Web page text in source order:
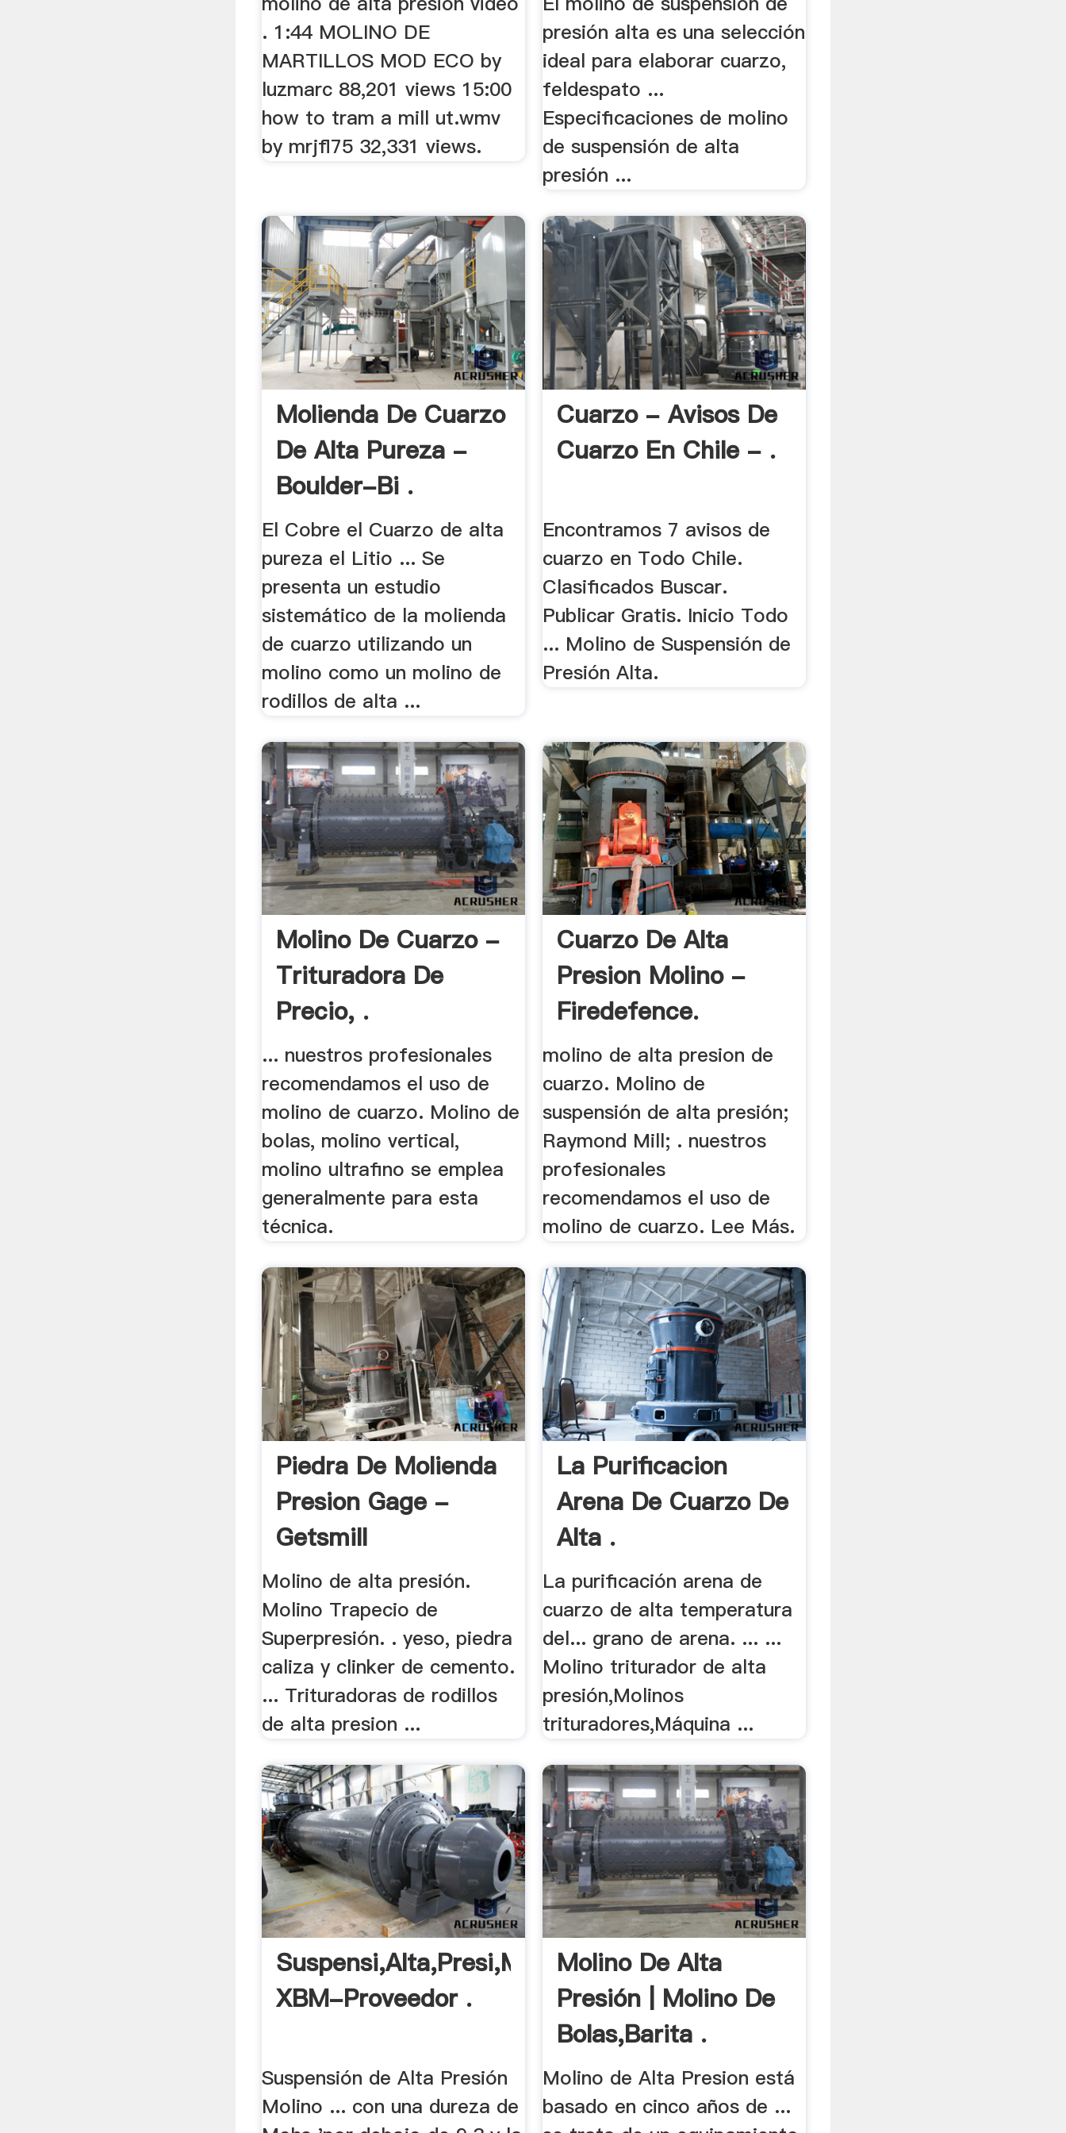
. 1:44 MOLINO DE
MARTILLOS MOD ECO by
luzmarc 88,201 views 15:00
how to tram a mill ut.wmv
by mrjfl75 32,331 views.
presión alta es una selección
ideal para elaborar cuarzo,
feldespato ...
Especificaciones de molino
de suspensión de alta
presión ...
Molienda De Cuarzo
De Alta Pureza -
Boulder-Bi .
El Cobre el Cuarzo de alta
pureza el Litio ... Se
presenta un estudio
sistemático de la molienda
de cuarzo utilizando un
molino como un molino de
rodillos de alta ...
Cuarzo - Avisos De
Cuarzo En Chile - .
Encontramos 7 avisos de
cuarzo en Todo Chile.
Clasificados Buscar.
Publicar Gratis. Inicio Todo
... Molino de Suspensión de
Presión Alta.
Molino De Cuarzo -
Trituradora De
Precio, .
... nuestros profesionales
recomendamos el uso de
molino de cuarzo. Molino de
bolas, molino vertical,
molino ultrafino se emplea
generalmente para esta
técnica.
Cuarzo De Alta
Presion Molino -
Firedefence.
molino de alta presion de
cuarzo. Molino de
suspensión de alta presión;
Raymond Mill; . nuestros
profesionales
recomendamos el uso de
molino de cuarzo. Lee Más.
Piedra De Molienda
Presion Gage -
Getsmill
Molino de alta presión.
Molino Trapecio de
Superpresión. . yeso, piedra
caliza y clinker de cemento.
... Trituradoras de rodillos
de alta presion ...
La Purificacion
Arena De Cuarzo De
Alta .
La purificación arena de
cuarzo de alta temperatura
del... grano de arena. ... ...
Molino triturador de alta
presión,Molinos
trituradores,Máquina ...
Suspensi,Alta,Presi,Molino,-
XBM-Proveedor .
Suspensión de Alta Presión
Molino ... con una dureza de
Molino De Alta
Presión | Molino De
Bolas,Barita .
Molino de Alta Presion está
basado en cinco años de ...